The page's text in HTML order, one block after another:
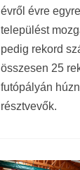
évről évre
települést
pedig rekord
összesen 25
futópályán
résztvevők.